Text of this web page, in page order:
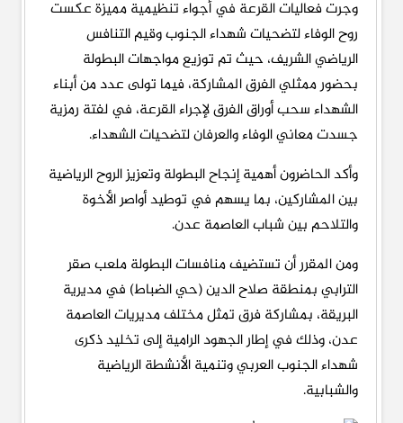
وجرت فعاليات القرعة في أجواء تنظيمية مميزة عكست
روح الوفاء لتضحيات شهداء الجنوب وقيم التنافس
الرياضي الشريف، حيث تم توزيع مواجهات البطولة
بحضور ممثلي الفرق المشاركة، فيما تولى عدد من أبناء
الشهداء سحب أوراق الفرق لإجراء القرعة، في لفتة رمزية
جسدت معاني الوفاء والعرفان لتضحيات الشهداء.
وأكد الحاضرون أهمية إنجاح البطولة وتعزيز الروح الرياضية
بين المشاركين، بما يسهم في توطيد أواصر الأخوة
والتلاحم بين شباب العاصمة عدن.
ومن المقرر أن تستضيف منافسات البطولة ملعب صقر
الترابي بمنطقة صلاح الدين (حي الضباط) في مديرية
البريقة، بمشاركة فرق تمثل مختلف مديريات العاصمة
عدن، وذلك في إطار الجهود الرامية إلى تخليد ذكرى
شهداء الجنوب العربي وتنمية الأنشطة الرياضية
والشبابية.